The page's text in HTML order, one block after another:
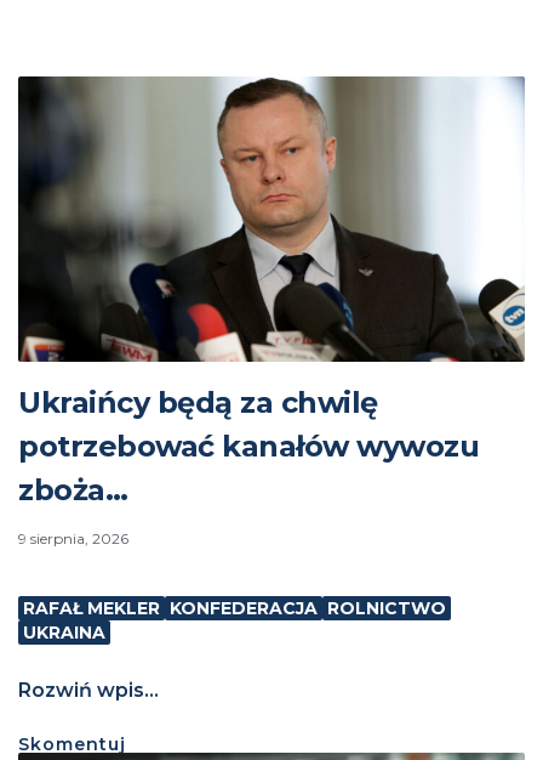
Ukraińcy będą za chwilę
potrzebować kanałów wywozu
zboża…
9 sierpnia, 2026
RAFAŁ MEKLER KONFEDERACJA ROLNICTWO
UKRAINA
Rozwiń wpis...
Skomentuj